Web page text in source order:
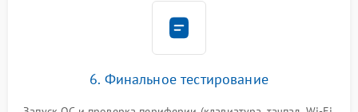
6. Финальное тестирование